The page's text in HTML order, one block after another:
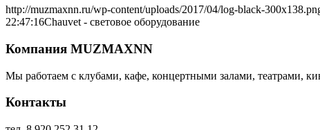
http://muzmaxnn.ru/wp-content/uploads/2017/04/log-black-
22:47:16Chauvet - световое оборудование
Компания MUZMAXNN
Мы работаем с клубами, кафе, концертными залами, театрами,
Контакты